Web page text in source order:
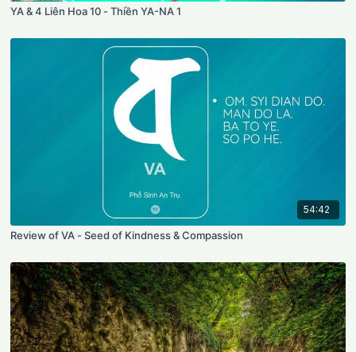
YA & 4 Liên Hoa 10 - Thiền YA-NA 1
54:42
Review of VA - Seed of Kindness & Compassion